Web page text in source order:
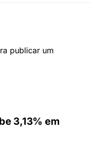
publicar um
3,13% em